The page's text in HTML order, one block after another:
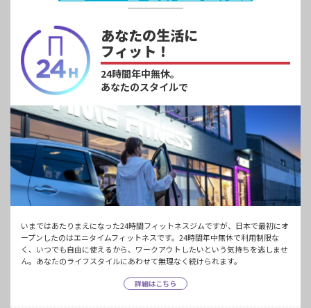
あなたの生活に
フィット！
24時間年中無休。
あなたのスタイルで
いまではあたりまえになった24時間フィットネスジムですが、日本で最初にオ
ープンしたのはエニタイムフィットネスです。24時間年中無休で利用制限な
く、いつでも自由に使えるから、ワークアウトしたいという気持ちを逃しませ
ん。あなたのライフスタイルにあわせて無理なく続けられます。
詳細はこちら